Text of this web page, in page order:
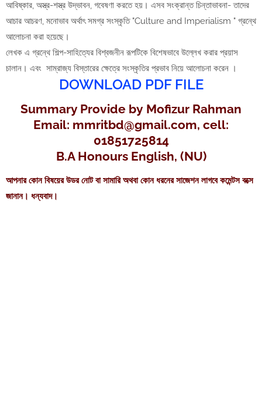
আবিষ্কার, অস্ত্র-শস্ত্র উদ্ভাবন, গবেষণা করতে হয়। এসব সংক্রান্ত চিন্তাভাবনা- তাদের
আচার আচরণ, মনােভাব অর্থাৎ সমগ্র সংস্কৃতি "Culture and Imperialism " গ্রন্থে
আলােচনা করা হয়েছে।
লেখক এ গ্রন্থে শিল্প-সাহিত্যের বিশ্বজনীন রূপটিকে বিশেষভাবে উল্লেখ করার প্রয়াস
চালান। এবং সাম্রাজ্য বিস্তারের ক্ষেত্রে সংস্কৃতির প্রভাব নিয়ে আলোচনা করেন ।
DOWNLOAD PDF FILE
Summary Provide by Mofizur Rahman
Email: mmritbd@gmail.com, cell:
01851725814
B.A Honours English, (NU)
আপনার কোন ‍বিষয়ের উডর নোট বা সামারি অথবা কোন ধরনের সাজেশন লাগবে কমেন্টস বক্সে
জানান। ধন্যবাদ।